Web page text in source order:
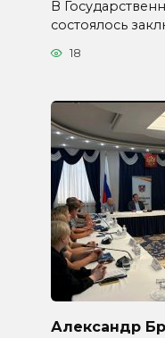
В
состоялось
18
Александр